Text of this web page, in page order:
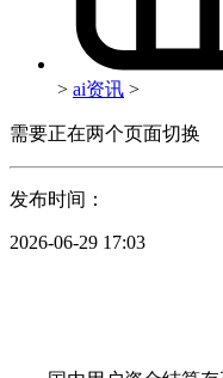
> ai资讯 >
需要正在两个页面切换
发布时间：
2026-06-29 17:03